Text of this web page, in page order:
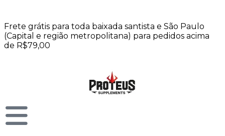
Frete grátis para toda baixada santista e São Paulo
(Capital e região metropolitana) para pedidos acima
de R$79,00